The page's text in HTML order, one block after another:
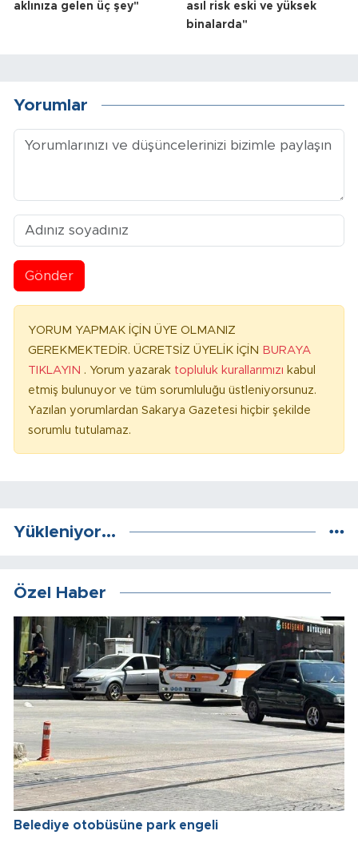
aklınıza gelen üç şey"
asıl risk eski ve yüksek
binalarda"
Yorumlar
Gönder
YORUM YAPMAK İÇİN ÜYE OLMANIZ
GEREKMEKTEDİR. ÜCRETSİZ ÜYELİK İÇİN BURAYA
TIKLAYIN . Yorum yazarak topluluk kurallarımızı kabul
etmiş bulunuyor ve tüm sorumluluğu üstleniyorsunuz.
Yazılan yorumlardan Sakarya Gazetesi hiçbir şekilde
sorumlu tutulamaz.
Yükleniyor...
Özel Haber
Belediye otobüsüne park engeli